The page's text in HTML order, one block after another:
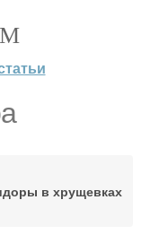
в хрущевках